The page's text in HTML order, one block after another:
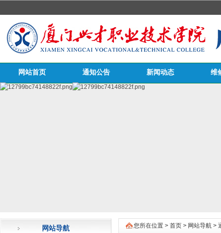
网站首页 通知公告 新闻动态 维
网站导航 您所在位置 > 首页 > 网站导航 >